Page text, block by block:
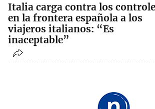
Italia carga contra los
en la frontera española a los
viajeros italianos: “Es
inaceptable”